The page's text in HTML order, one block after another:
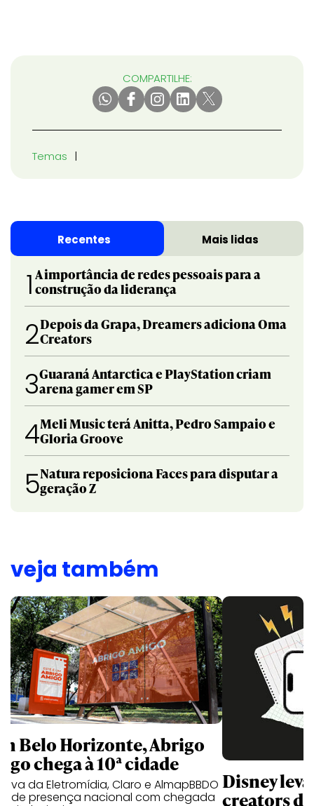
COMPARTILHE:
Temas
Recentes Mais lidas
1 A importância de redes pessoais para a
construção da liderança
2Depois da Grapa, Dreamers adiciona Oma
Creators
3Guaraná Antarctica e PlayStation criam
arena gamer em SP
4Meli Music terá Anitta, Pedro Sampaio e
Gloria Groove
5Natura reposiciona Faces para disputar a
geração Z
veja também
Belo Horizonte, Abrigo
chega à 10ª cidade
da Eletromídia, Claro e AlmapBBDO
presença nacional com chegada
Disney
creators